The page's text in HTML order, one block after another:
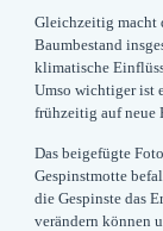
Gleichzeitig macht
Baumbestand
klimatische
Umso wichtiger ist
frühzeitig auf neue
Das beigefügte
Gespinstmotte
die Gespinste das
verändern können